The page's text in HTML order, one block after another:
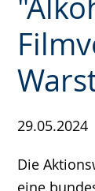
29.05.2024
Die
eine